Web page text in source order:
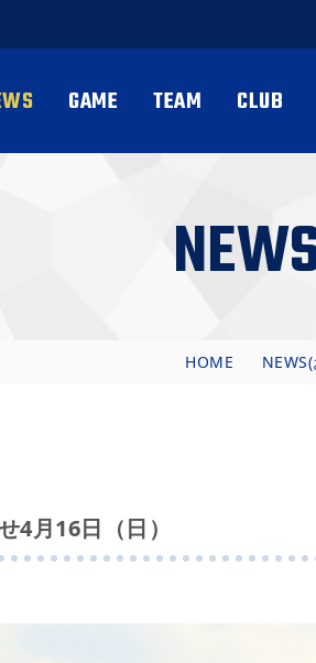
GAME TEAM CLUB
HOME
4月16日（日）